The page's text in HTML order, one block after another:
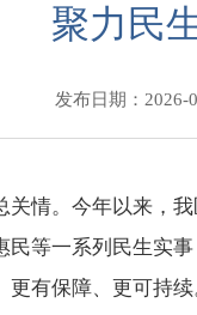
聚力民
发布日期：2026-
关情。今年以来，
民等一系列民生实
更有保障、更可持